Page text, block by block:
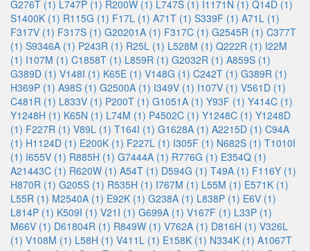
G276T (1) L747P (1) R200W (1) L747S (1) I1171N (1) Q14D (1)
S1400K (1) R115G (1) F17L (1) A71T (1) S339F (1) A71L (1)
F317V (1) F317S (1) G20201A (1) F317C (1) G2545R (1) C377T
(1) S9346A (1) P243R (1) R25L (1) L528M (1) Q222R (1) I22M
(1) I107M (1) C1858T (1) L859R (1) G2032R (1) A859S (1)
G389D (1) V148I (1) K65E (1) V148G (1) C242T (1) G389R (1)
H369P (1) A98S (1) G2500A (1) I349V (1) I107V (1) V561D (1)
C481R (1) L833V (1) P200T (1) G1051A (1) Y93F (1) Y414C (1)
Y1248H (1) K65N (1) L74M (1) P4502C (1) Y1248C (1) Y1248D
(1) F227R (1) V89L (1) T164I (1) G1628A (1) A2215D (1) C94A
(1) H1124D (1) E200K (1) F227L (1) I305F (1) N682S (1) T1010I
(1) I655V (1) R885H (1) G7444A (1) R776G (1) E354Q (1)
A21443C (1) R620W (1) A54T (1) D594G (1) T49A (1) F116Y (1)
H870R (1) G205S (1) R535H (1) I767M (1) L55M (1) E571K (1)
L55R (1) M2540A (1) E92K (1) G238A (1) L838P (1) E6V (1)
L814P (1) K509I (1) V21I (1) G699A (1) V167F (1) L33P (1)
M66V (1) D61804R (1) R849W (1) V762A (1) D816H (1) V326L
(1) V108M (1) L58H (1) V411L (1) E158K (1) N334K (1) A1067T